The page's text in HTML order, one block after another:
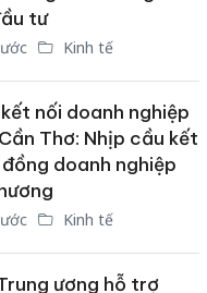
tư
Kinh tế
nối doanh nghiệp
Thơ: Nhịp cầu kết
doanh nghiệp
Kinh tế
ương hỗ trợ